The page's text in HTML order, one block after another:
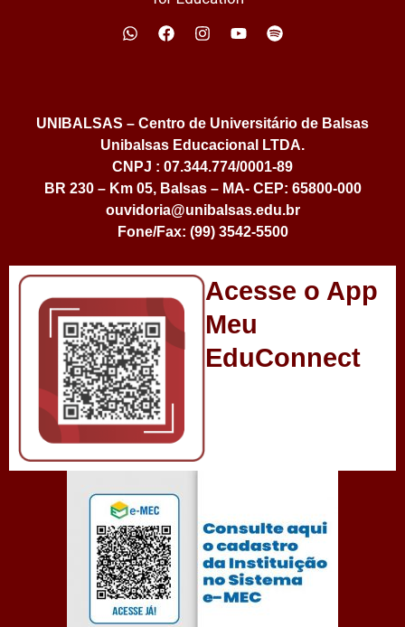
UNIBALSAS – Centro de Universitário de Balsas
Unibalsas Educacional LTDA.
CNPJ : 07.344.774/0001-89
BR 230 – Km 05, Balsas – MA- CEP: 65800-000
ouvidoria@unibalsas.edu.br
Fone/Fax: (99) 3542-5500
Acesse o App
Meu
EduConnect